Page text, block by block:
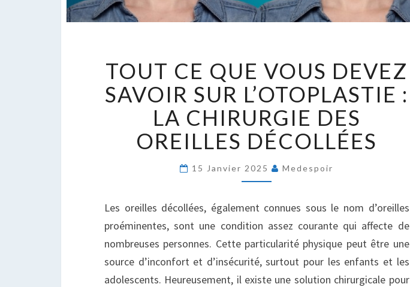
CE
QUE
VOUS
DEVEZ
SAVOIR
SUR
:
CHIRURGIE
OREILLES
DÉCOLLÉES
TOUT CE QUE VOUS DEVEZ
SAVOIR SUR L’OTOPLASTIE :
LA CHIRURGIE DES
OREILLES DÉCOLLÉES
15 Janvier 2025 Medespoir
Les oreilles décollées, également connues sous le nom d’oreilles
proéminentes, sont une condition assez courante qui affecte de
nombreuses personnes. Cette particularité physique peut être une
source d’inconfort et d’insécurité, surtout pour les enfants et les
adolescents. Heureusement, il existe une solution chirurgicale pour